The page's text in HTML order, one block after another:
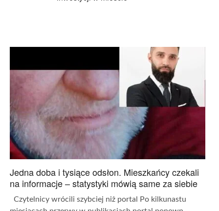
Jedna doba i tysiące odsłon. Mieszkańcy czekali
na informacje – statystyki mówią same za siebie
Czytelnicy wrócili szybciej niż portal Po kilkunastu